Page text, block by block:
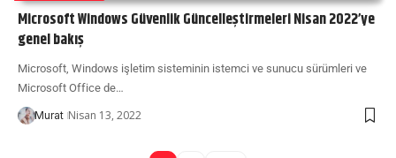
Microsoft Windows Güvenlik Güncelleştirmeleri Nisan 2022’ye
genel bakış
Microsoft, Windows işletim sisteminin istemci ve sunucu sürümleri ve
Microsoft Office de…
Murat Nisan 13, 2022